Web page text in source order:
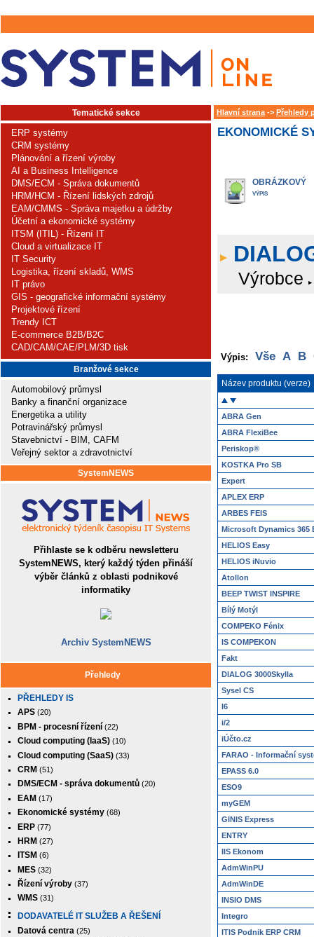
Tematické sekce
ERP systémy
CRM systémy
Plánování a řízení výroby
AI a Business Intelligence
DMS/ECM - Správa dokumentů
HRM/HCM - Řízení lidských zdrojů
EAM/CMMS - Správa majetku a údržby
Účetní a ekonomické systémy
ITSM (ITIL) - Řízení IT
Cloud a virtualizace IT
IT Security
Logistika, řízení skladů, WMS
IT právo
GIS - geografické informační systémy
Projektové řízení
Trendy ICT
E-commerce B2B/B2C
CAD/CAM/CAE/PLM/3D tisk
Branžové sekce
Automobilový průmysl
Banky a finanční organizace
Energetika a utility
Potravinářský průmysl
Stavebnictví - BIM, CAFM
Veřejný sektor a zdravotnictví
SystemNEWS
Přihlaste se k odběru newsletteru
SystemNEWS, který každý týden přináší
výběr článků z oblasti podnikové
informatiky
Archiv SystemNEWS
Přehledy
PŘEHLEDY IS
APS (20)
BPM - procesní řízení (22)
Cloud computing (IaaS) (10)
Cloud computing (SaaS) (33)
CRM (51)
DMS/ECM - správa dokumentů (20)
EAM (17)
Ekonomické systémy (68)
ERP (77)
HRM (27)
ITSM (6)
MES (32)
Řízení výroby (37)
WMS (31)
DODAVATELÉ IT SLUŽEB A ŘEŠENÍ
Datová centra (25)
Hlavní strana -> Přehledy
EKONOMICKÉ
OBRÁZKOVÝ
VÝPIS
Výrobce
Výpis: Vše A B
Název produktu (verze)
ABRA Gen
ABRA FlexiBee
Periskop®
KOSTKA Pro SB
Expert
APLEX ERP
ARBES FEIS
Microsoft Dynamics 365
HELIOS Easy
HELIOS iNuvio
Atollon
BEEP TWIST INSPIRE
Bílý Motýl
COMPEKO Fénix
IS COMPEKON
Fakt
DIALOG 3000Skylla
Sysel CS
I6
i/2
iÚčto.cz
FARAO - Informační
EPASS 6.0
ESO9
myGEM
GINIS Express
ENTRY
IIS Ekonom
AdmWinPU
AdmWinDE
INSIO DMS
Integro
ITIS Podnik ERP CRM